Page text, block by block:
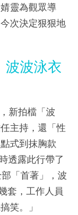
靈為觀眾導
次決定狠狠地
波波泳衣
新拍檔「波
主持，還「性
式到抹胸款
透露此行帶了
「首著」，波
套，工作人員
笑。」